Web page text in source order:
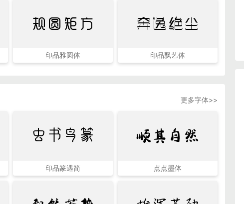
规圆矩方
印品雅圆体
奔逸绝尘
印品飘艺体
更多字体>>
虫书鸟篆
印品篆遇简
顺其自然
点点墨体